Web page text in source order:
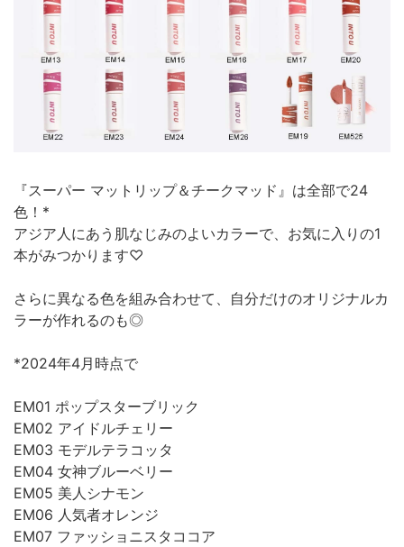
『スーパー マットリップ＆チークマッド』は全部で24
色！*
アジア人にあう肌なじみのよいカラーで、お気に入りの1
本がみつかります♡
さらに異なる色を組み合わせて、自分だけのオリジナルカ
ラーが作れるのも◎
*2024年4月時点で
EM01 ポップスターブリック
EM02 アイドルチェリー
EM03 モデルテラコッタ
EM04 女神ブルーベリー
EM05 美人シナモン
EM06 人気者オレンジ
EM07 ファッショニスタココア